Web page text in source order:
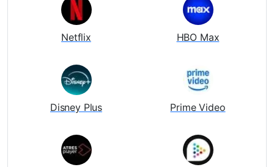
Netflix HBO Max
Disney Plus Prime Video